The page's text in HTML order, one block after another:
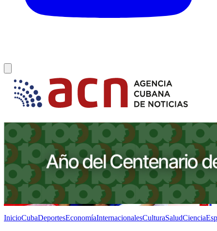
InicioCubaDeportesEconomíaInternacionalesCulturaSaludCiencia